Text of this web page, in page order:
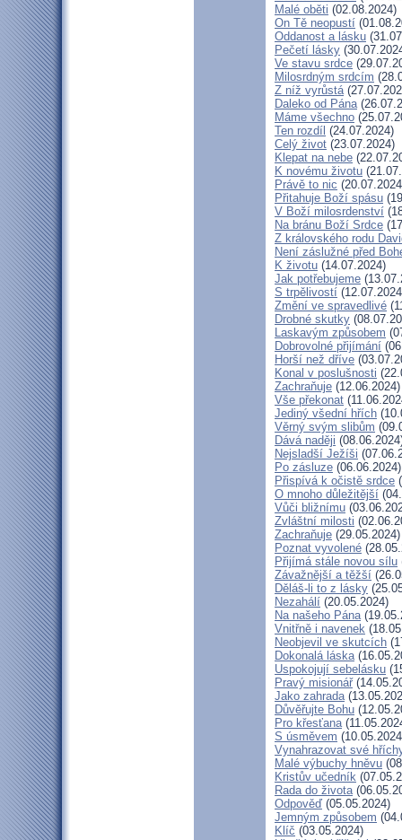
Malé oběti (02.08.2024)
On Tě neopustí
Oddanost a lásku
Pečetí lásky
Ve stavu srdce
Milosrdným srdcím
Z níž vyrůstá
Daleko od Pána
Máme všechno
Ten rozdíl (24.07.2024)
Celý život (23.07.2024)
Klepat na nebe
K novému životu
Právě to nic
Přitahuje Boží spásu
V Boží milosrdenství
Na bránu Boží Srdce
Z královského rodu
Není záslužné před
K životu (14.07.2024)
Jak potřebujeme
S trpělivostí
Změní ve spravedlivé
Drobné skutky
Laskavým způsobem
Dobrovolné přijímání
Horší než dříve
Konal v poslušnosti
Zachraňuje (12.06.2024)
Vše překonat
Jediný všední hřích
Věrný svým slibům
Dává naději
Nejsladší Ježíši
Po zásluze (06.06.2024)
Přispívá k očistě srdce
O mnoho důležitější
Vůči bližnímu
Zvláštní milosti
Zachraňuje (29.05.2024)
Poznat vyvolené
Přijímá stále novou sílu
Závažnější a těžší
Děláš-li to z lásky
Nezahálí (20.05.2024)
Na našeho Pána
Vnitřně i navenek
Neobjevil ve skutcích
Dokonalá láska
Uspokojují sebelásku
Pravý misionář
Jako zahrada
Důvěřujte Bohu
Pro křesťana
S úsměvem
Vynahrazovat své
Malé výbuchy hněvu
Kristův učedník
Rada do života
Odpověď (05.05.2024)
Jemným způsobem
Klíč (03.05.2024)